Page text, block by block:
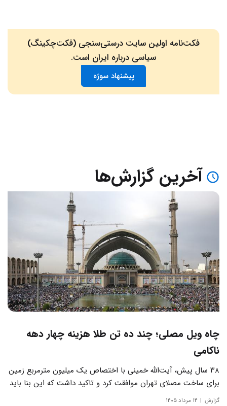
فکت‌نامه اولین سایت درستی‌سنجی (فکت‌چکینگ)
سیاسی درباره ایران است.
پیشنهاد سوژه
آخرین گزارش‌ها
چاه ویل مصلی؛ چند ده تن طلا هزینه چهار دهه
ناکامی
۳۸ سال پیش، آیت‌الله خمینی با اختصاص یک میلیون مترمربع زمین
برای ساخت مصلای تهران موافقت کرد و تاکید داشت که این بنا باید
به دور از زرق‌وبرق و یادآور سادگی مساجد صدر اسلام باشد.
گزارش ۱۴ مرداد ۱۴۰۵